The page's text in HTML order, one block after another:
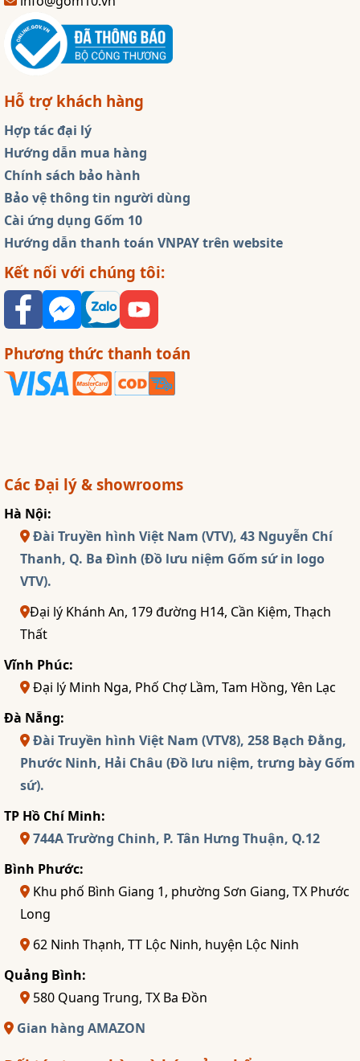
Hỗ trợ khách hàng
Hợp tác đại lý
Hướng dẫn mua hàng
Chính sách bảo hành
Bảo vệ thông tin người dùng
Cài ứng dụng Gốm 10
Hướng dẫn thanh toán VNPAY trên website
Kết nối với chúng tôi:
Phương thức thanh toán
Các Đại lý & showrooms
Hà Nội:
Đài Truyền hình Việt Nam (VTV), 43 Nguyễn Chí
Thanh, Q. Ba Đình (Đồ lưu niệm Gốm sứ in logo
VTV).
Đại lý Khánh An, 179 đường H14, Cần Kiệm, Thạch
Thất
Vĩnh Phúc:
Đại lý Minh Nga, Phố Chợ Lầm, Tam Hồng, Yên Lạc
Đà Nẵng:
Đài Truyền hình Việt Nam (VTV8), 258 Bạch Đằng,
Phước Ninh, Hải Châu (Đồ lưu niệm, trưng bày Gốm
sứ).
TP Hồ Chí Minh:
744A Trường Chinh, P. Tân Hưng Thuận, Q.12
Bình Phước:
Khu phố Bình Giang 1, phường Sơn Giang, TX Phước
Long
62 Ninh Thạnh, TT Lộc Ninh, huyện Lộc Ninh
Quảng Bình:
580 Quang Trung, TX Ba Đồn
Gian hàng AMAZON